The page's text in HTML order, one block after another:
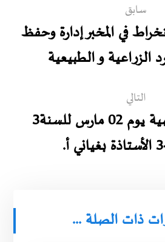
سابق
في المخبر إدارة وحفظ
الزراعية و الطبيعية
التالي
حصص تعويضية يوم 02 مارس للسنة3
ذات الصلة ...